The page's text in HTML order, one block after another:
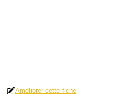
Améliorer cette fiche